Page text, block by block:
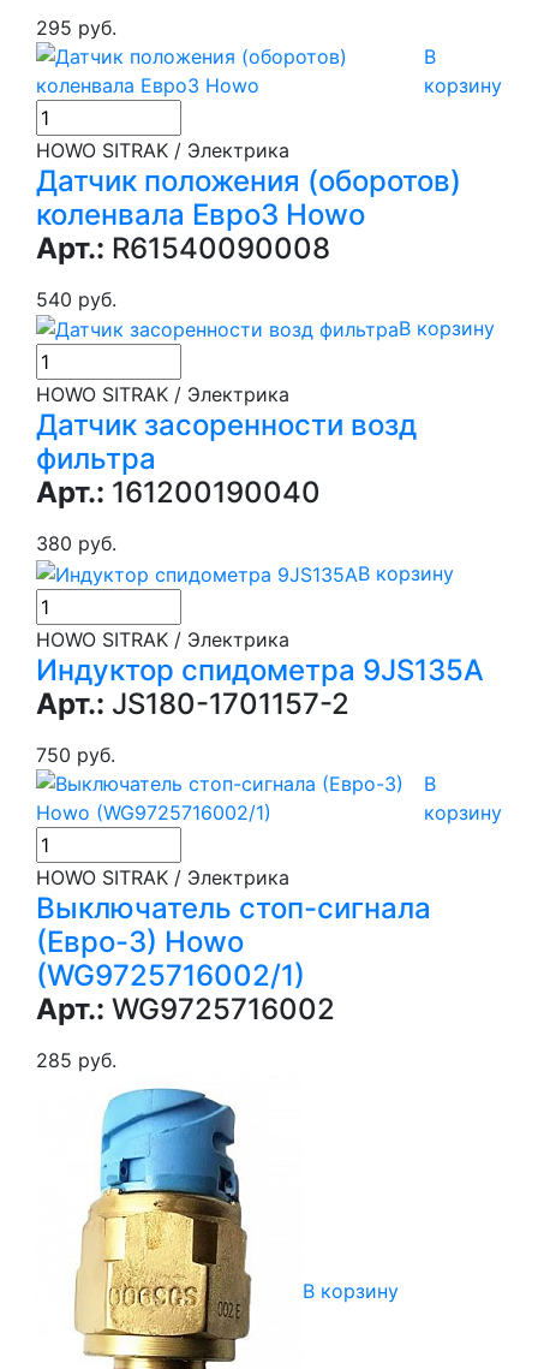
295 руб.
В
корзину
HOWO SITRAK / Электрика
Датчик положения (оборотов)
коленвала Евро3 Howo
Арт.: R61540090008
540 руб.
В корзину
HOWO SITRAK / Электрика
Датчик засоренности возд
фильтра
Арт.: 161200190040
380 руб.
В корзину
HOWO SITRAK / Электрика
Индуктор спидометра 9JS135A
Арт.: JS180-1701157-2
750 руб.
В
корзину
HOWO SITRAK / Электрика
Выключатель стоп-сигнала
(Евро-3) Howo
(WG9725716002/1)
Арт.: WG9725716002
285 руб.
В корзину